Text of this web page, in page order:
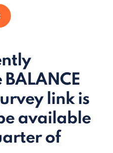
link is
available
of